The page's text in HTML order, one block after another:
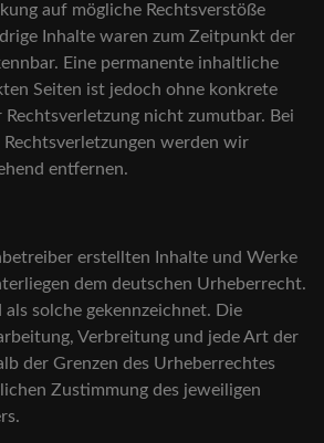
auf mögliche Rechtsverstöße
Inhalte waren zum Zeitpunkt der
Eine permanente inhaltliche
Seiten ist jedoch ohne konkrete
nicht zumutbar. Bei
werden wir
entfernen.
erstellten Inhalte und Werke
dem deutschen Urheberrecht.
solche gekennzeichnet. Die
Verbreitung und jede Art der
der Grenzen des Urheberrechtes
Zustimmung des jeweiligen